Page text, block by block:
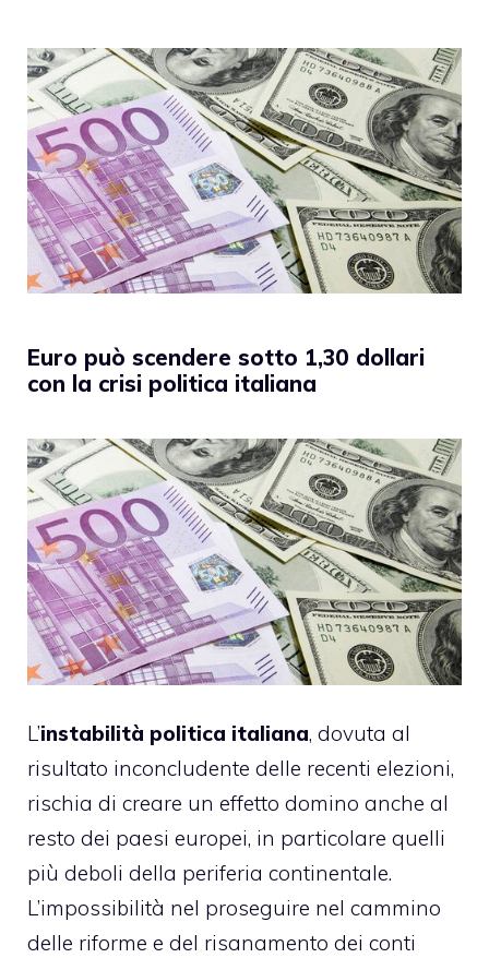
Euro può scendere sotto 1,30 dollari
con la crisi politica italiana
L’instabilità politica italiana, dovuta al
risultato inconcludente delle recenti elezioni,
rischia di creare un effetto domino anche al
resto dei paesi europei, in particolare quelli
più deboli della periferia continentale.
L’impossibilità nel proseguire nel cammino
delle riforme e del risanamento dei conti